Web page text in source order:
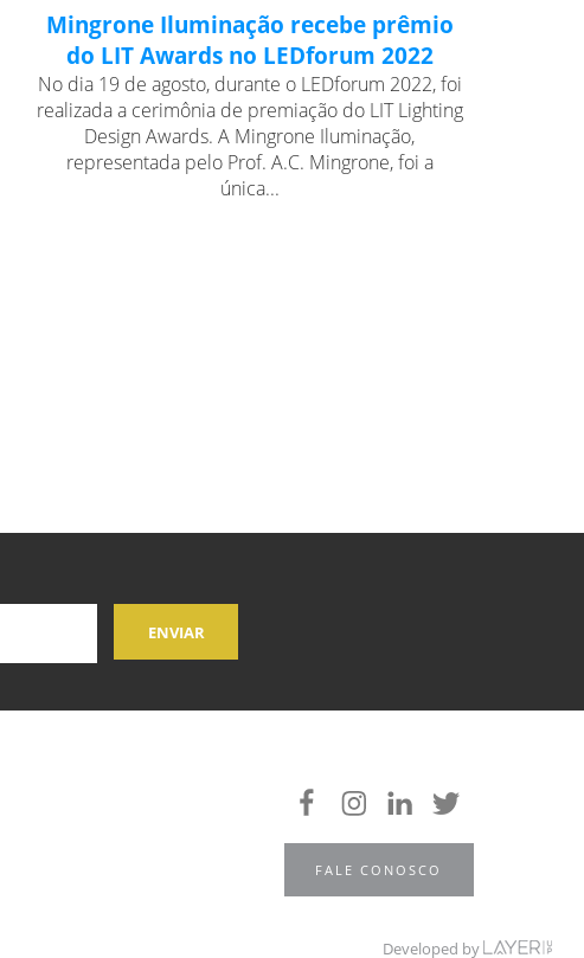
Mingrone Iluminação recebe prêmio
do LIT Awards no LEDforum 2022
No dia 19 de agosto, durante o LEDforum 2022, foi
realizada a cerimônia de premiação do LIT Lighting
Design Awards. A Mingrone Iluminação,
representada pelo Prof. A.C. Mingrone, foi a
única...
FALE CONOSCO
Developed by